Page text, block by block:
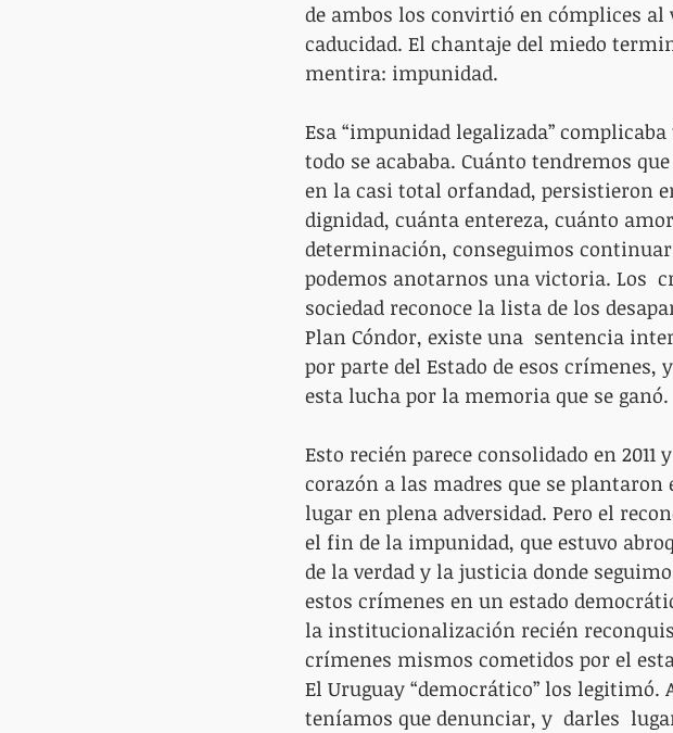
de ambos los convirtió en cómplices
caducidad. El chantaje del miedo
mentira: impunidad.
Esa “impunidad legalizada”
todo se acababa. Cuánto tendremos
en la casi total orfandad, persistieron
dignidad, cuánta entereza, cuánto
determinación, conseguimos
podemos anotarnos una victoria. Los
sociedad reconoce la lista de los
Plan Cóndor, existe una  sentencia
por parte del Estado de esos
esta lucha por la memoria que se ganó.
Esto recién parece consolidado en
corazón a las madres que se plantaron
lugar en plena adversidad. Pero el
el fin de la impunidad, que estuvo
de la verdad y la justicia donde
estos crímenes en un estado
la institucionalización recién
crímenes mismos cometidos por el
El Uruguay “democrático” los
teníamos que denunciar, y  darles